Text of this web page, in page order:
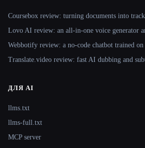
Coursebox review: turning documents into
Lovo AI review: an all-in-one voice generator
Webbotify review: a no-code chatbot trained
Translate.video review: fast AI dubbing and
ДЛЯ AI
llms.txt
llms-full.txt
MCP server